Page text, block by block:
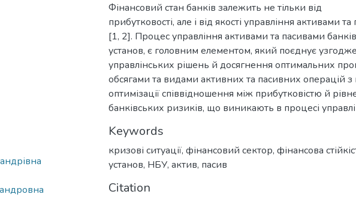
Фінансовий стан банків залежить не тільки від
прибутковості, але і від якості управління активами
[1, 2]. Процес управління активами та пасивами
установ, є головним елементом, який поєднує
управлінських рішень й досягнення оптимальних
обсягами та видами активних та пасивних операцій
оптимізації співвідношення між прибутковістю й
банківських ризиків, що виникають в процесі
Keywords
кризові ситуації, фінансовий сектор, фінансова
установ, НБУ, актив, пасив
Citation